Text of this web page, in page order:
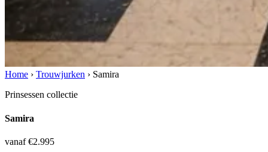
Home › Trouwjurken › Samira
Prinsessen collectie
Samira
vanaf €2.995